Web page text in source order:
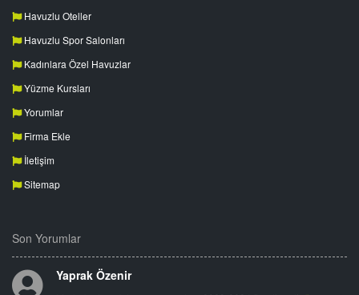
Havuzlu Oteller
Havuzlu Spor Salonları
Kadınlara Özel Havuzlar
Yüzme Kursları
Yorumlar
Firma Ekle
İletişim
Sitemap
Son Yorumlar
Yaprak Özenir